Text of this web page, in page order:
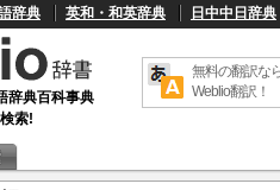
辞典 英和・和英辞典 日中中日辞典
辞典百科事典
索!
無料の翻訳な
Weblio翻訳！